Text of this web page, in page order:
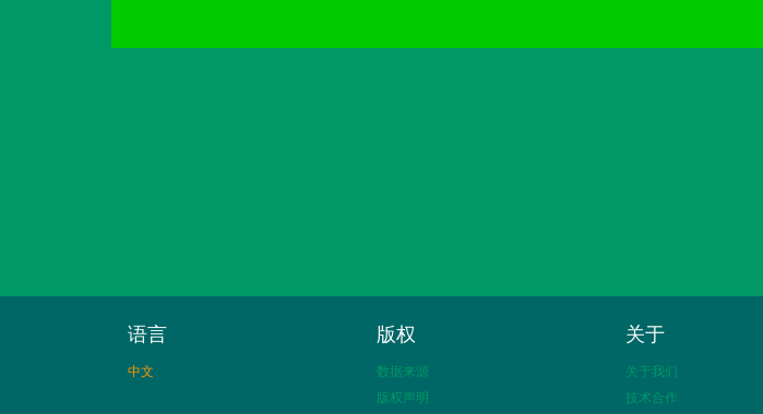
语言
中文
版权
数据来源
版权声明
关于
关于我们
技术合作